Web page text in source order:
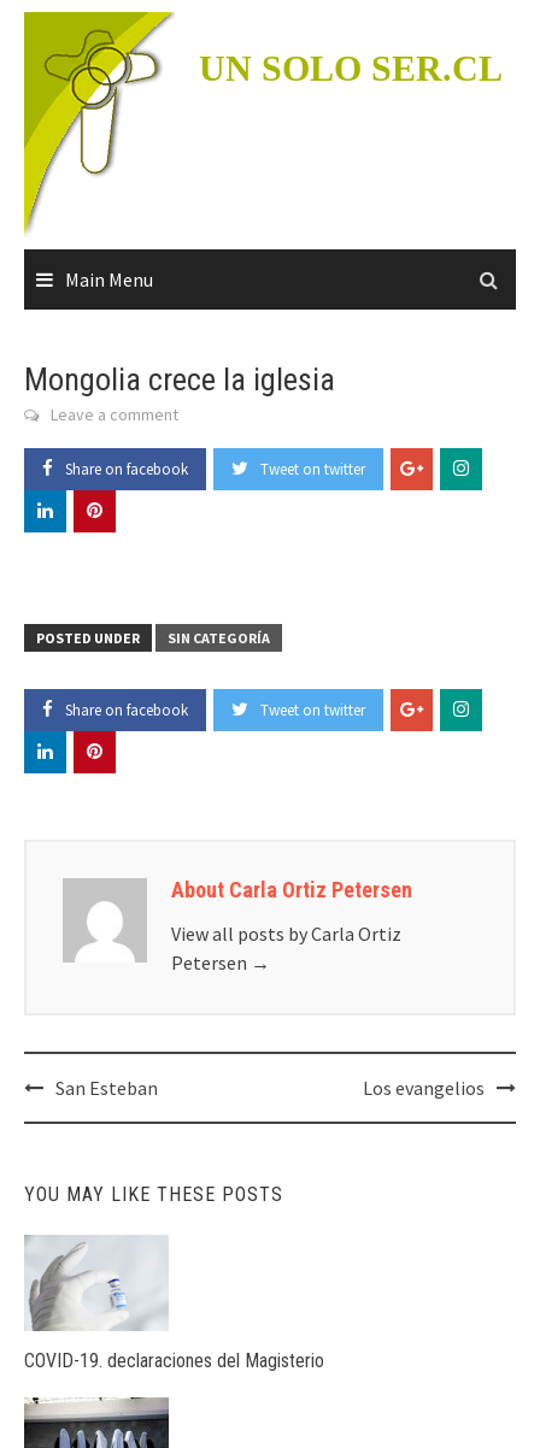
Skip
content
UN SOLO SER.CL
Main Menu
Mongolia crece la iglesia
Leave a comment
Share on facebook Tweet on twitter
POSTED UNDER SIN CATEGORÍA
Share on facebook Tweet on twitter
About Carla Ortiz Petersen
View all posts by Carla Ortiz
Petersen →
Post
navigation
San Esteban Los evangelios
YOU MAY LIKE THESE POSTS
COVID-19. declaraciones del Magisterio